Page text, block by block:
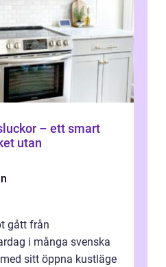
– ett smart
utan
gått från
i många svenska
sitt öppna kustläge